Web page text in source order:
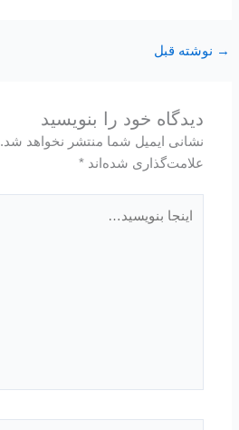
→ نوشته قبل
دیدگاه‌ خود را بنویسید
نشانی ایمیل شما منتشر نخواهد شد.
علامت‌گذاری شده‌اند*
بنویسید…